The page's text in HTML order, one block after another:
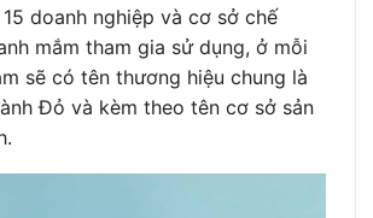
doanh nghiệp và cơ sở chế
mắm tham gia sử dụng, ở mỗi
sẽ có tên thương hiệu chung là
Đỏ và kèm theo tên cơ sở sản